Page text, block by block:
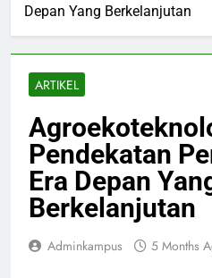
Depan Yang Berkelanjutan
ARTIKEL
Pendekatan
Era Depan
Berkelanjutan
Adminkampus 5 Months